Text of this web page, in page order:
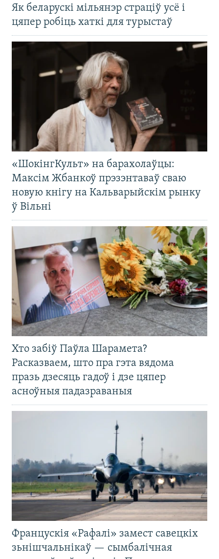
Як беларускі мільянэр страціў усё і
цяпер робіць хаткі для турыстаў
«ШокінгКульт» на барахолаўцы:
Максім Жбанкоў прэзэнтаваў сваю
новую кнігу на Кальварыйскім рынку
ў Вільні
Хто забіў Паўла Шарамета?
Расказваем, што пра гэта вядома
празь дзесяць гадоў і дзе цяпер
асноўныя падазраваныя
Францускія «Рафалі» замест савецкіх
зьнішчальнікаў — сымбалічная